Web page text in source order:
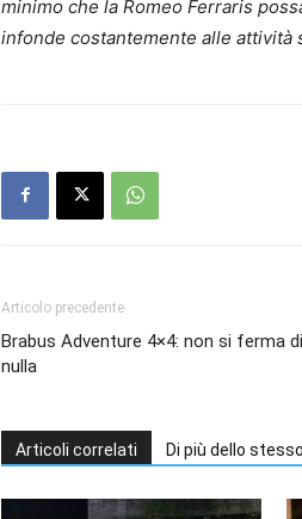
minimo che la Romeo Ferraris
infonde costantemente alle attività
Articolo precedente
Brabus Adventure 4×4: non si ferma
nulla
Articoli correlati Di più dello